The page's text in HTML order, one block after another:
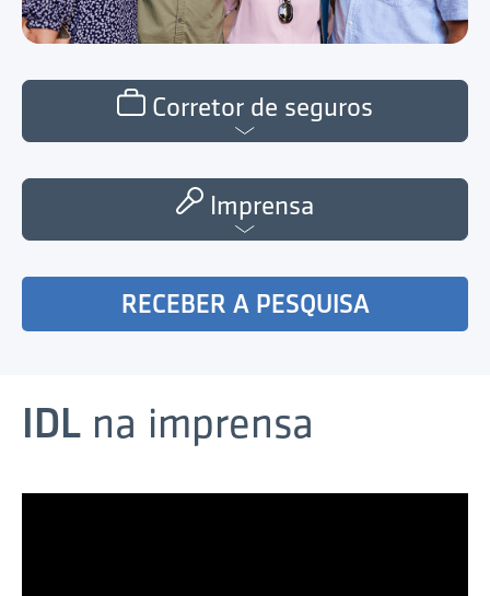
Corretor de seguros
Imprensa
RECEBER A PESQUISA
IDL na imprensa